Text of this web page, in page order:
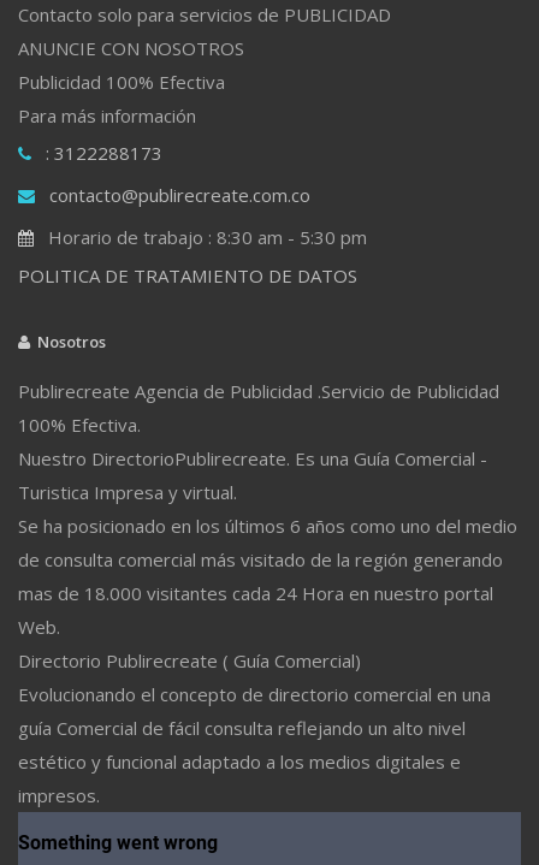
Contacto solo para servicios de PUBLICIDAD
ANUNCIE CON NOSOTROS
Publicidad 100% Efectiva
Para más información
: 3122288173
contacto@publirecreate.com.co
Horario de trabajo : 8:30 am - 5:30 pm
POLITICA DE TRATAMIENTO DE DATOS
Nosotros
Publirecreate Agencia de Publicidad .Servicio de Publicidad
100% Efectiva.
Nuestro DirectorioPublirecreate. Es una Guía Comercial -
Turistica Impresa y virtual.
Se ha posicionado en los últimos 6 años como uno del medio
de consulta comercial más visitado de la región generando
mas de 18.000 visitantes cada 24 Hora en nuestro portal
Web.
Directorio Publirecreate ( Guía Comercial)
Evolucionando el concepto de directorio comercial en una
guía Comercial de fácil consulta reflejando un alto nivel
estético y funcional adaptado a los medios digitales e
impresos.